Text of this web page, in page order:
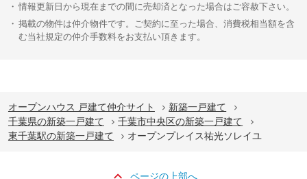
情報更新日から現在までの間に売却済となった場合はご容赦下さい。
掲載の物件は仲介物件です。ご契約に至った場合、消費税相当額を含
む当社規定の仲介手数料をお支払い頂きます。
オープンハウス 戸建て仲介サイト
新築一戸建て
千葉県の新築一戸建て
千葉市中央区の新築一戸建て
東千葉駅の新築一戸建て
オープンプレイス祐光ソレイユ
ページの上部へ